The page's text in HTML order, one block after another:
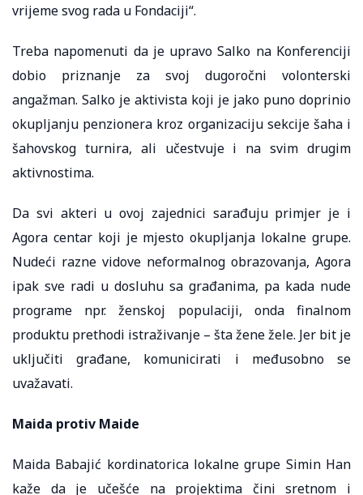
vrijeme svog rada u Fondaciji“.
Treba napomenuti da je upravo Salko na Konferenciji
dobio priznanje za svoj dugoročni volonterski
angažman. Salko je aktivista koji je jako puno doprinio
okupljanju penzionera kroz organizaciju sekcije šaha i
šahovskog turnira, ali učestvuje i na svim drugim
aktivnostima.
Da svi akteri u ovoj zajednici sarađuju primjer je i
Agora centar koji je mjesto okupljanja lokalne grupe.
Nudeći razne vidove neformalnog obrazovanja, Agora
ipak sve radi u dosluhu sa građanima, pa kada nude
programe npr. ženskoj populaciji, onda finalnom
produktu prethodi istraživanje – šta žene žele. Jer bit je
uključiti građane, komunicirati i međusobno se
uvažavati.
Maida protiv Maide
Maida Babajić kordinatorica lokalne grupe Simin Han
kaže da je učešće na projektima čini sretnom i